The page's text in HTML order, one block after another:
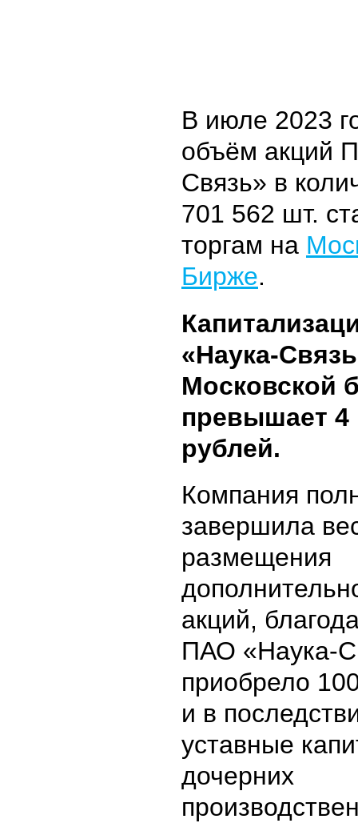
В июле 2023
объём акций
Связь» в
701 562 шт.
торгам на
Бирже.
«Наука-
Московской
превышает 4
рублей.
Компания
завершила
размещения
акций,
ПАО «Наука-
приобрело
и в
уставные
дочерних